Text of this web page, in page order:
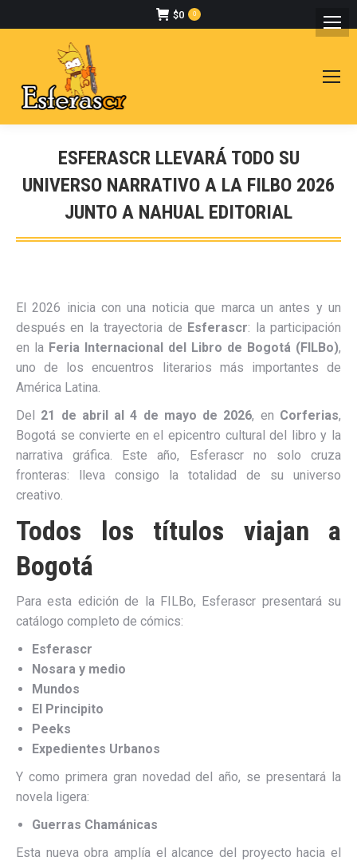
$0 0
ESFERASCR LLEVARÁ TODO SU
UNIVERSO NARRATIVO A LA FILBO 2026
JUNTO A NAHUAL EDITORIAL
Estás aquí:
El 2026 inicia con una noticia que marca un antes y un
después en la trayectoria de Esferascr: la participación
en la Feria Internacional del Libro de Bogotá (FILBo),
uno de los encuentros literarios más importantes de
América Latina.
Del 21 de abril al 4 de mayo de 2026, en Corferias,
Bogotá se convierte en el epicentro cultural del libro y la
narrativa gráfica. Este año, Esferascr no solo cruza
fronteras: lleva consigo la totalidad de su universo
creativo.
Todos los títulos viajan a
Bogotá
Para esta edición de la FILBo, Esferascr presentará su
catálogo completo de cómics:
Esferascr
Nosara y medio
Mundos
El Principito
Peeks
Expedientes Urbanos
Y como primera gran novedad del año, se presentará la
novela ligera:
Guerras Chamánicas
Esta nueva obra amplía el alcance del proyecto hacia el